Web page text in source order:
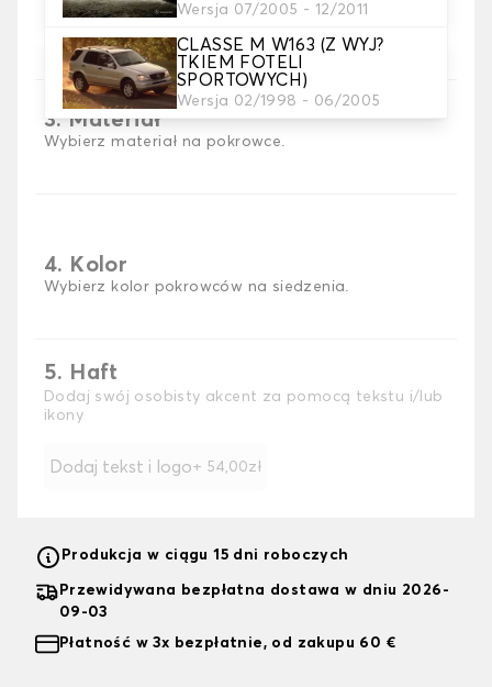
Wersja 07/2005 - 12/2011
CLASSE M W163 (Z WYJ?
TKIEM FOTELI
SPORTOWYCH)
Wersja 02/1998 - 06/2005
2. Wybór gry
potrzebujesz
3. Materiał
Wybierz materiał na pokrowce.
4. Kolor
Wybierz kolor pokrowców na siedzenia.
5. Haft
Dodaj swój osobisty akcent za pomocą tekstu i/lub
ikony
Dodaj tekst i logo + 54,00zł
Produkcja w ciągu 15 dni roboczych
Przewidywana bezpłatna dostawa w dniu 2026-
09-03
Płatność w 3x bezpłatnie, od zakupu 60 €